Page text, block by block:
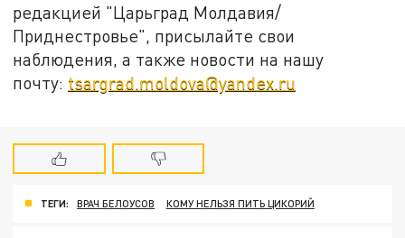
редакцией "Царьград Молдавия/
Приднестровье", присылайте свои
наблюдения, а также новости на нашу
почту: tsargrad.moldova@yandex.ru
ТЕГИ: ВРАЧ БЕЛОУСОВ КОМУ НЕЛЬЗЯ ПИТЬ ЦИКОРИЙ